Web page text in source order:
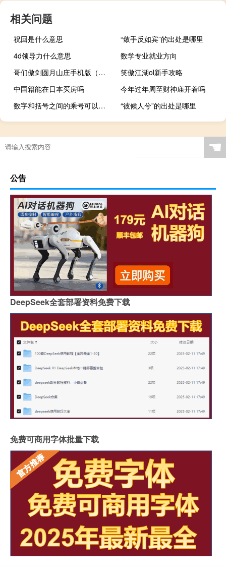
相关问题
祝回是什么意思
“敛手反如宾”的出处是哪里
4d领导力什么意思
数学专业就业方向
哥们傲剑圆月山庄手机版（哥们傲剑圆月山庄）
笑傲江湖ol新手攻略
中国籍能在日本买房吗
今年过年周至财神庙开着吗
数字和括号之间的乘号可以省略吗
“彼候人兮”的出处是哪里
☚
公告
DeepSeek全套部署资料免费下载
免费可商用字体批量下载